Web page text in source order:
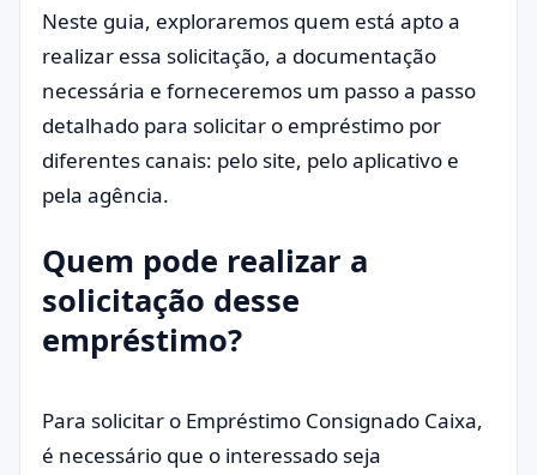
Neste guia, exploraremos quem está apto a
realizar essa solicitação, a documentação
necessária e forneceremos um passo a passo
detalhado para solicitar o empréstimo por
diferentes canais: pelo site, pelo aplicativo e
pela agência.
Quem pode realizar a
solicitação desse
empréstimo?
Para solicitar o Empréstimo Consignado Caixa,
é necessário que o interessado seja